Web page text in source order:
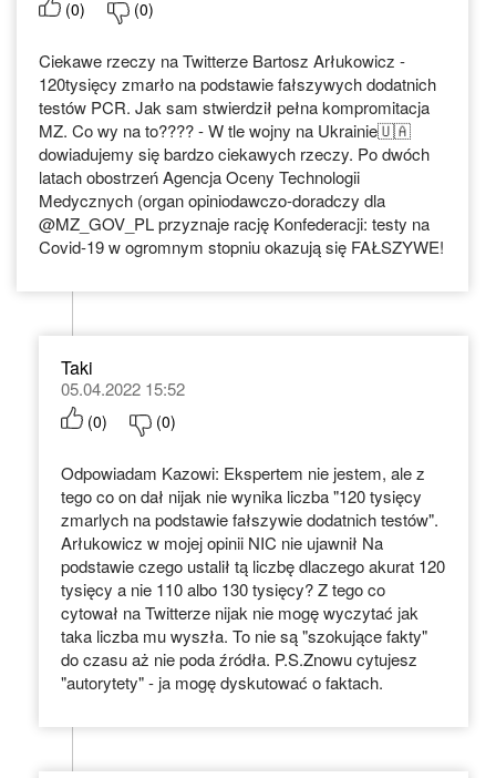
(0) (0)
Ciekawe rzeczy na Twitterze Bartosz Arłukowicz -
120tysięcy zmarło na podstawie fałszywych dodatnich
testów PCR. Jak sam stwierdził pełna kompromitacja
MZ. Co wy na to???? - W tle wojny na Ukrainie🇺🇦
dowiadujemy się bardzo ciekawych rzeczy. Po dwóch
latach obostrzeń Agencja Oceny Technologii
Medycznych (organ opiniodawczo-doradczy dla
@MZ_GOV_PL przyznaje rację Konfederacji: testy na
Covid-19 w ogromnym stopniu okazują się FAŁSZYWE!
Taki
05.04.2022 15:52
(0) (0)
Odpowiadam Kazowi: Ekspertem nie jestem, ale z
tego co on dał nijak nie wynika liczba "120 tysięcy
zmarlych na podstawie fałszywie dodatnich testów".
Arłukowicz w mojej opinii NIC nie ujawnił Na
podstawie czego ustalił tą liczbę dlaczego akurat 120
tysięcy a nie 110 albo 130 tysięcy? Z tego co
cytował na Twitterze nijak nie mogę wyczytać jak
taka liczba mu wyszła. To nie są "szokujące fakty"
do czasu aż nie poda źródła. P.S.Znowu cytujesz
"autorytety" - ja mogę dyskutować o faktach.